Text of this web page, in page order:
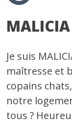
MALICIA
Je suis
maîtresse et
copains
notre
tous ?